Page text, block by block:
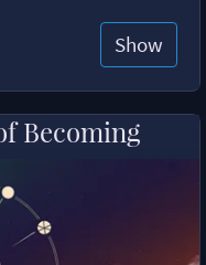
Show
Becoming